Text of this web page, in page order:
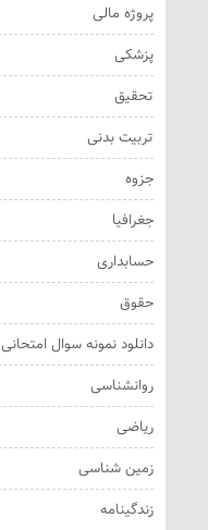
پروژه مالی
پزشکی
تحقیق
تربیت بدنی
جزوه
جغرافیا
حسابداری
حقوق
دانلود نمونه سوال امتحانی
روانشناسی
ریاضی
زمین شناسی
زندگینامه